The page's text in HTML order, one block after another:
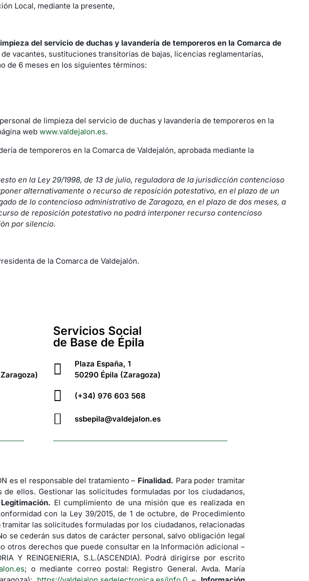
Local, mediante la presente,
del servicio de duchas y lavandería de temporeros en la Comarca de
vacantes, sustituciones transitorias de bajas, licencias reglamentarias,
de 6 meses en los siguientes términos:
de limpieza del servicio de duchas y lavandería de temporeros en la
web www.valdejalon.es.
de temporeros en la Comarca de Valdejalón, aprobada mediante la
en la Ley 29/1998, de 13 de julio, reguladora de la jurisdicción contencioso
alternativamente o recurso de reposición potestativo, en el plazo de un
de lo contencioso administrativo de Zaragoza, en el plazo de dos meses, a
de reposición potestativo no podrá interponer recurso contencioso
por silencio.
de la Comarca de Valdejalón.
Servicios Social
de Base de Épila
Plaza España, 1
50290 Épila (Zaragoza)
(+34) 976 603 568
ssbepila@valdejalon.es
es el responsable del tratamiento – Finalidad. Para poder tramitar
ellos. Gestionar las solicitudes formuladas por los ciudadanos,
Legitimación. El cumplimiento de una misión que es realizada en
con la Ley 39/2015, de 1 de octubre, de Procedimiento
las solicitudes formuladas por los ciudadanos, relacionadas
se cederán sus datos de carácter personal, salvo obligación legal
otros derechos que puede consultar en la Información adicional –
Y REINGENIERIA, S.L.(ASCENDIA). Podrá dirigirse por escrito
; o mediante correo postal: Registro General. Avda. María